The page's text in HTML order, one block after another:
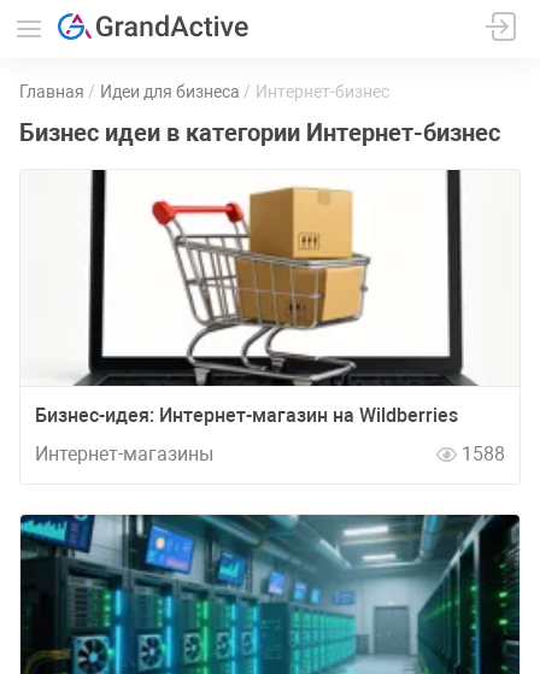
Главная Идеи для бизнеса Интернет-бизнес
Бизнес идеи в категории Интернет-бизнес
Бизнес-идея: Интернет-магазин на Wildberries
Интернет-магазины
1588